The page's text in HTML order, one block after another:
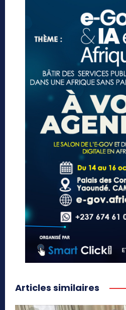
Articles similaires